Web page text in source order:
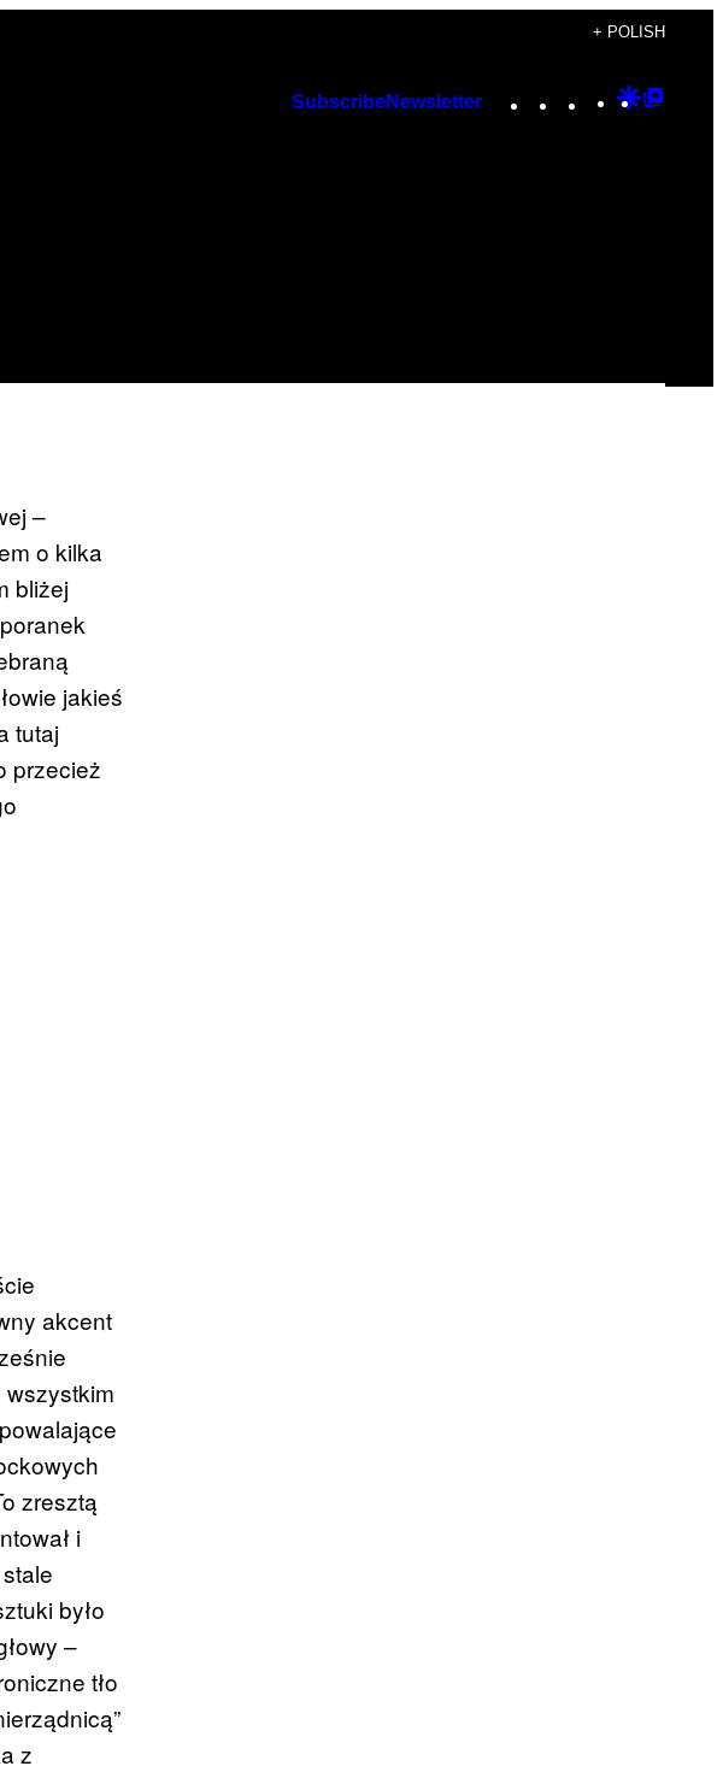
+ POLISH
SubscribeNewsletter Instagram
TikTok
YouTube
Google
–
o kilka
bliżej
jakieś
tutaj
przecież
akcent
zresztą
i
było
–
tło
z